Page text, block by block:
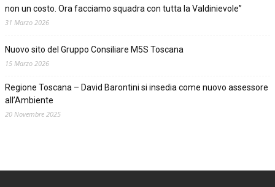
non un costo. Ora facciamo squadra con tutta la Valdinievole”
31 Marzo 2026
Nuovo sito del Gruppo Consiliare M5S Toscana
15 Marzo 2026
Regione Toscana – David Barontini si insedia come nuovo assessore
all’Ambiente
20 Novembre 2025